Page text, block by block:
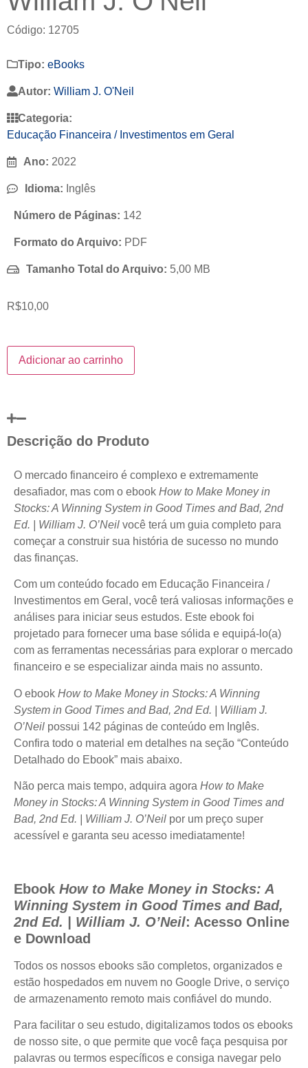
Código: 12705
Tipo: eBooks
Autor: William J. O'Neil
Categoria:
Educação Financeira / Investimentos em Geral
Ano: 2022
Idioma: Inglês
Número de Páginas: 142
Formato do Arquivo: PDF
Tamanho Total do Arquivo: 5,00 MB
R$10,00
Adicionar ao carrinho
Descrição do Produto
O mercado financeiro é complexo e extremamente
desafiador, mas com o ebook How to Make Money in
Stocks: A Winning System in Good Times and Bad, 2nd
Ed. | William J. O’Neil você terá um guia completo para
começar a construir sua história de sucesso no mundo
das finanças.
Com um conteúdo focado em Educação Financeira /
Investimentos em Geral, você terá valiosas informações e
análises para iniciar seus estudos. Este ebook foi
projetado para fornecer uma base sólida e equipá-lo(a)
com as ferramentas necessárias para explorar o mercado
financeiro e se especializar ainda mais no assunto.
O ebook How to Make Money in Stocks: A Winning
System in Good Times and Bad, 2nd Ed. | William J.
O’Neil possui 142 páginas de conteúdo em Inglês.
Confira todo o material em detalhes na seção “Conteúdo
Detalhado do Ebook” mais abaixo.
Não perca mais tempo, adquira agora How to Make
Money in Stocks: A Winning System in Good Times and
Bad, 2nd Ed. | William J. O’Neil por um preço super
acessível e garanta seu acesso imediatamente!
Ebook How to Make Money in Stocks: A
Winning System in Good Times and Bad,
2nd Ed. | William J. O’Neil: Acesso Online
e Download
Todos os nossos ebooks são completos, organizados e
estão hospedados em nuvem no Google Drive, o serviço
de armazenamento remoto mais confiável do mundo.
Para facilitar o seu estudo, digitalizamos todos os ebooks
de nosso site, o que permite que você faça pesquisa por
palavras ou termos específicos e consiga navegar pelo